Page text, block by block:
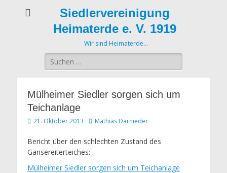
Siedlervereinigung
Heimaterde e. V. 1919
Wir sind Heimaterde…
Suche
nach:
Mülheimer Siedler sorgen sich um
Teichanlage
Veröffentlicht
21. Oktober 2013 Autor
Mathias Darnieder
Bericht über den schlechten Zustand des
Gänsereiterteiches:
Mülheimer Siedler sorgen sich um Teichanlage